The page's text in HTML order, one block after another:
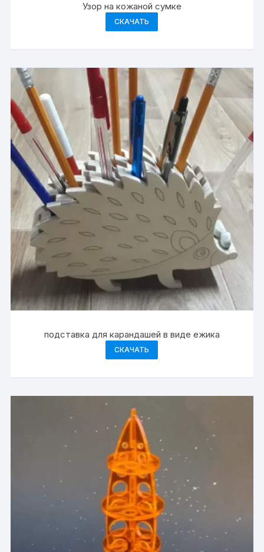
Узор на кожаной сумке
СКАЧАТЬ
подставка для карандашей в виде ежика
СКАЧАТЬ